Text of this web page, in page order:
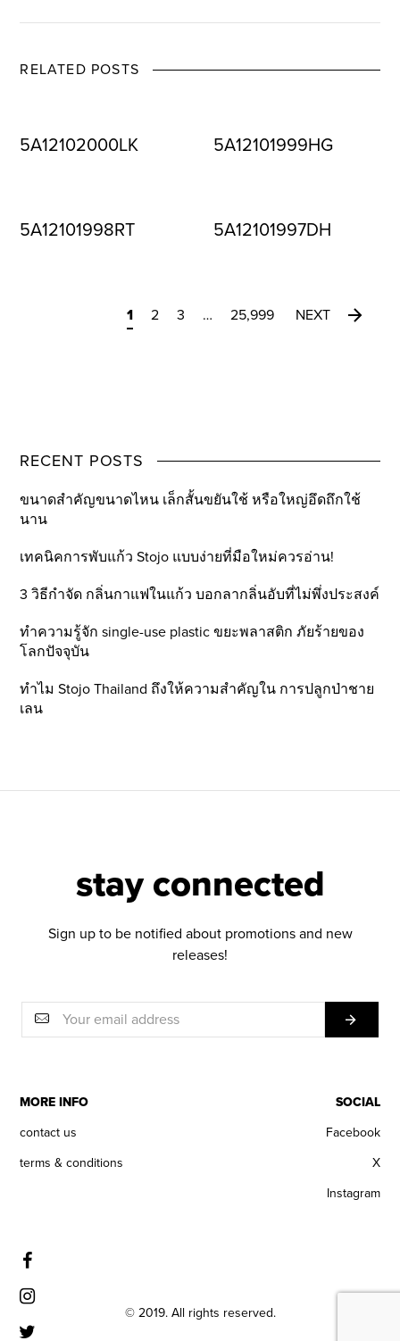
RELATED POSTS
5A12102000LK 5A12101999HG
5A12101998RT 5A12101997DH
1 2 3 … 25,999 NEXT
RECENT POSTS
ขนาดสำคัญขนาดไหน เล็กสั้นขยันใช้ หรือใหญ่อึดถึกใช้
นาน
เทคนิคการพับแก้ว Stojo แบบง่ายที่มือใหม่ควรอ่าน!
3 วิธีกำจัด กลิ่นกาแฟในแก้ว บอกลากลิ่นอับที่ไม่พึ่งประสงค์
ทำความรู้จัก single-use plastic ขยะพลาสติก ภัยร้ายของ
โลกปัจจุบัน
ทำไม Stojo Thailand ถึงให้ความสำคัญใน การปลูกป่าชาย
เลน
stay connected
Sign up to be notified about promotions and new
releases!
MORE INFO
contact us
terms & conditions
SOCIAL
Facebook
X
Instagram
© 2019. All rights reserved.